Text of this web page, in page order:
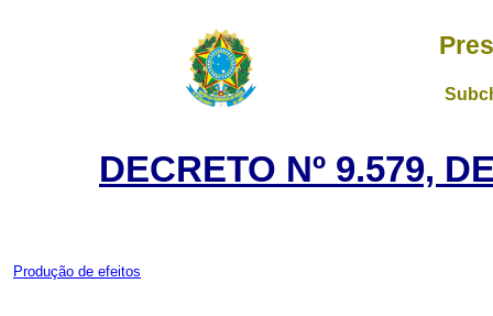
DECRETO Nº 9.579,
Produção de efeitos